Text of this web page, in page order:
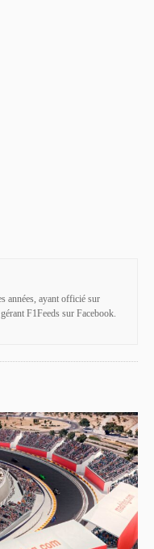
années, ayant officié sur
F1Feeds sur Facebook.